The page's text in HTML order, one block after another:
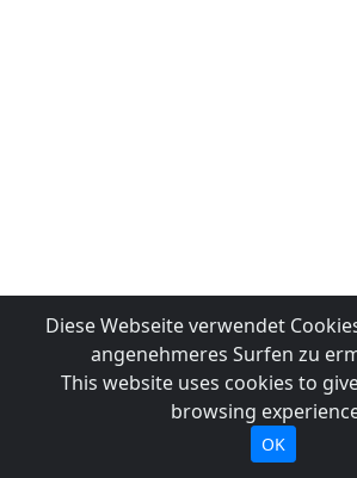
Diese Webseite verwendet
angenehmeres Surfen zu
This website uses cookies to
browsing
OK